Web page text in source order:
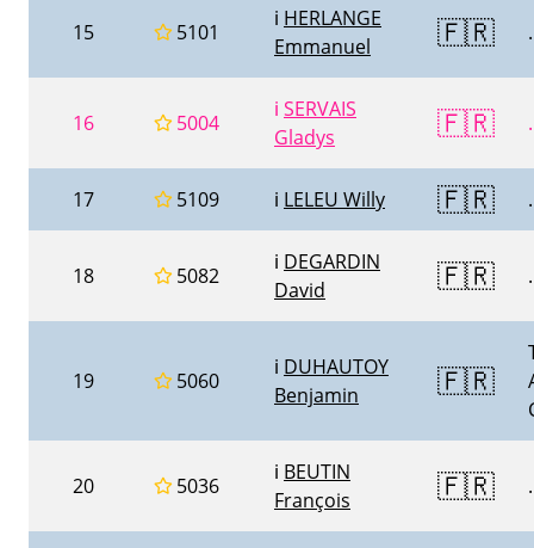
15 5101
ℹ️ HERLANGE
Emmanuel
🇫🇷 .
16 5004
ℹ️ SERVAIS
Gladys
🇫🇷 .
17 5109 ℹ️ LELEU Willy 🇫🇷 .
18 5082
ℹ️ DEGARDIN
David
🇫🇷 .
19 5060
ℹ️ DUHAUTOY
Benjamin
🇫🇷
20 5036
ℹ️ BEUTIN
François
🇫🇷 .